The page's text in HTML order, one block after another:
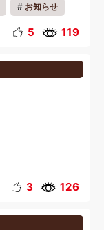
お知らせ
一人旅
5 119
3 126